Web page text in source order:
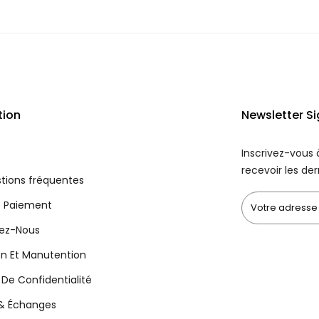
fréquentes
Paiement
Nous
Et Manutention
Confidentialité
Échanges
Newsletter
Inscrivez-vous
recevoir les